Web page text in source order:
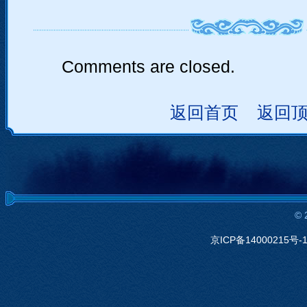
Comments are closed.
返回首页 返回
©
京ICP备14000215号-1